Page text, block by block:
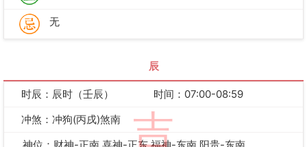
无
辰
吉
时辰：辰时（壬辰）
时间：07:00-08:59
冲煞：冲狗(丙戌)煞南